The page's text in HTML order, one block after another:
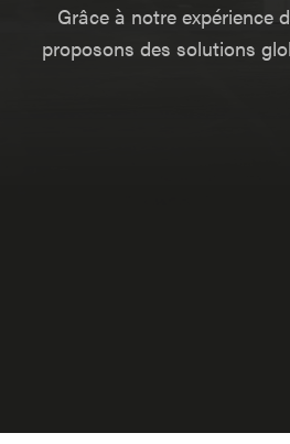
Grâce à notre expérience
proposons des solutions